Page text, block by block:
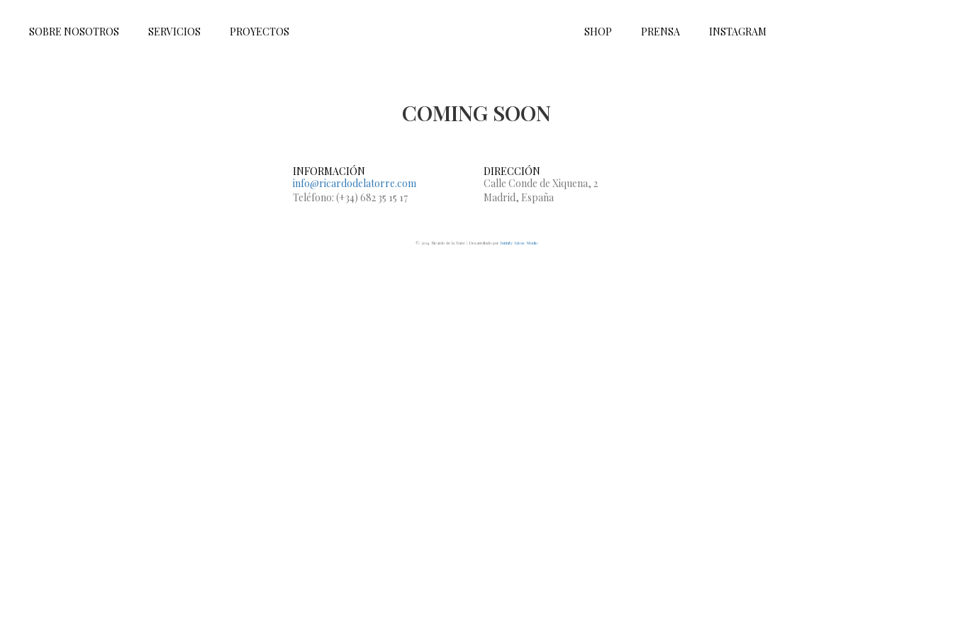
SOBRE NOSOTROS SERVICIOS PROYECTOS SHOP PRENSA INSTAGRAM
COMING SOON
INFORMACIÓN
info@ricardodelatorre.com
Teléfono: (+34) 682 35 15 17
DIRECCIÓN
Calle Conde de Xiquena, 2
Madrid, España
© 2024 Ricardo de la Torre | Desarrollado por Infinity Ideas Studio